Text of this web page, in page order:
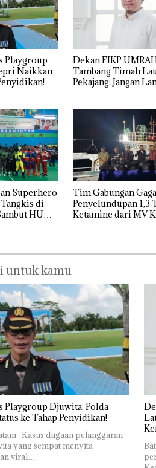
Playgroup
Naikkan
Dekan FIKP
Tambang Timah
Pekajang: Jangan
Lingkungannya
Superhero
di
HUT
Tim Gabungan Gagalkan
Penyelundupan 1,3
Ketamine dari MV
untuk kamu
Playgroup Djuwita: Polda
ke Tahap Penyidikan!
Kasus dugaan pelanggaran
yang sempat menyita
viral…